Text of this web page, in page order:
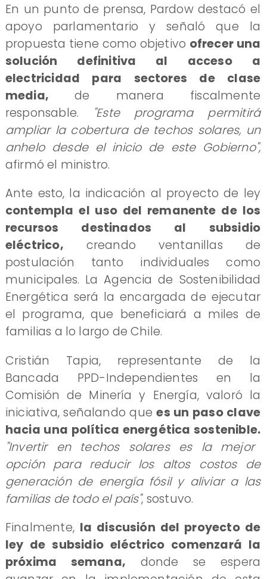
En un punto de prensa, Pardow destacó el
apoyo parlamentario y señaló que la
propuesta tiene como objetivo ofrecer una
solución definitiva al acceso a
electricidad para sectores de clase
media,de manera fiscalmente
responsable.
"Este programa permitirá
ampliar la cobertura de techos solares, un
anhelo desde el inicio de este Gobierno",
afirmó el ministro.
Ante esto, la indicación al proyecto de ley
contempla el uso del remanente de los
recursos destinados al subsidio
eléctrico, creando ventanillas de
postulación tanto individuales como
municipales. La Agencia de Sostenibilidad
Energética será la encargada de ejecutar
el programa, que beneficiará a miles de
familias a lo largo de Chile.
Cristián Tapia, representante de la
Bancada PPD-Independientes en la
Comisión de Minería y Energía, valoró la
iniciativa, señalando quees un paso clave
hacia una política energética sostenible.
"Invertir en techos solares es la mejor
opción para reducir los altos costos de
generación de energía fósil y aliviar a las
familias de todo el país", sostuvo.
Finalmente, la discusión del proyecto de
ley de subsidio eléctrico comenzará la
próxima semana, donde se espera